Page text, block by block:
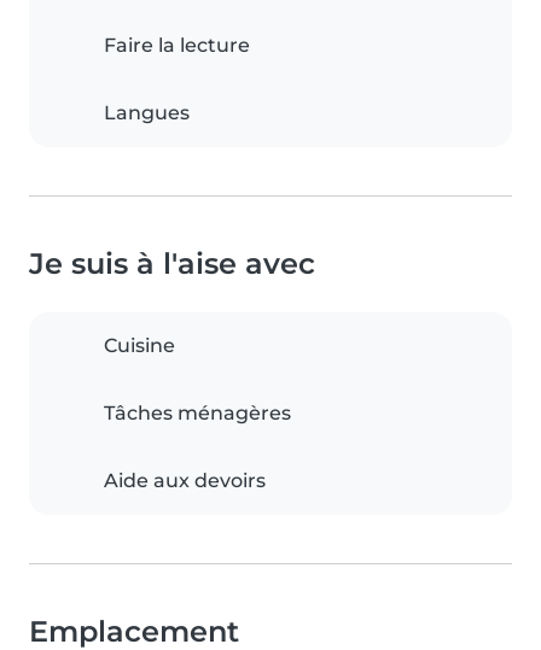
Faire la lecture
Langues
Je suis à l'aise avec
Cuisine
Tâches ménagères
Aide aux devoirs
Emplacement